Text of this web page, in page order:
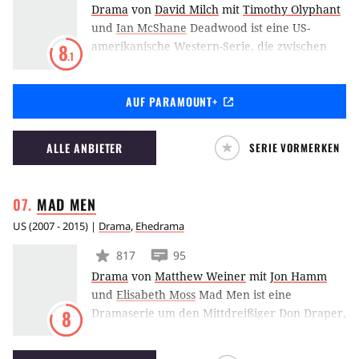
8.1
Drama von David Milch mit Timothy Olyphant
und Ian McShane Deadwood ist eine US-
amerikanische Western-Serie, die zwischen
Die Geschichte setzt im Jahr 1876 ein und ist in
den Indianergebieten der Black Hills von
South Dakota angesiedelt. Zwei Wochen sind
seit General Custers finaler Schlacht
vergangen und im (Wilden) Westen wird
AUF PARAMOUNT+
ALLE ANBIETER SERIE VORMERKEN
MAD MEN
US(2007 - 2015) | Drama, Ehedrama
8
817
95
Drama von Matthew Weiner mit Jon Hamm
und Elisabeth Moss Mad Men ist eine
Dramaserie um den Mittdreißiger Don Draper,
Werbeagentur Sterling Cooper ist. Die Serie